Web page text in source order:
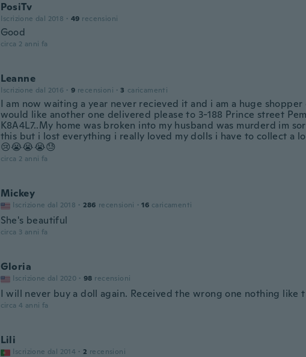
PosiTv
Iscrizione dal 2018 · 49 recensioni
Good
circa 2 anni fa
Leanne
Iscrizione dal 2016 · 9 recensioni · 3 caricamenti
I am now waiting a year never recieved it and i am a huge
would like another one delivered please to 3-188 Prince street
K8A4L7..My home was broken into my husband was murderd im
this but i lost everything i really loved my dolls i have to collect a
😢😭😭😭😓
circa 2 anni fa
Mickey
Iscrizione dal 2018 · 286 recensioni · 16 caricamenti
She's beautiful
circa 3 anni fa
Gloria
Iscrizione dal 2020 · 98 recensioni
I will never buy a doll again. Received the wrong one nothing like
circa 4 anni fa
Lili
Iscrizione dal 2014 · 2 recensioni